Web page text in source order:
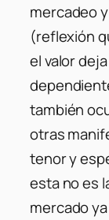
mercadeo
(reflexión
el valor
también
otras
tenor y
esta no es
mercado